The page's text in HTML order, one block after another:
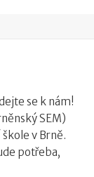
se k nám!
SEM)
v Brně.
potřeba,